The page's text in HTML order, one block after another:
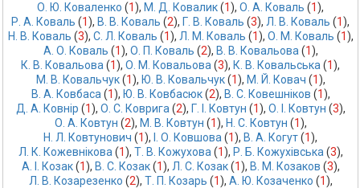
О. Ю. Коваленко (1), М. Д. Ковалик (1), О. А. Коваль (1),
Р. А. Коваль (1), В. В. Коваль (2), Г. В. Коваль (3), Л. В. Коваль (1),
Н. В. Коваль (3), С. Л. Коваль (1), Л. М. Коваль (1), О. М. Коваль (1),
А. О. Коваль (1), О. П. Коваль (2), В. В. Ковальова (1),
К. В. Ковальова (1), О. М. Ковальова (3), К. В. Ковальська (1),
М. В. Ковальчук (1), Ю. В. Ковальчук (1), М. Й. Ковач (1),
В. А. Ковбаса (1), Ю. В. Ковбасюк (2), В. С. Ковешніков (1),
Д. А. Ковнір (1), О. С. Коврига (2), Г. І. Ковтун (1), О. І. Ковтун (3),
О. А. Ковтун (2), М. В. Ковтун (1), Н. С. Ковтун (1),
Н. Л. Ковтунович (1), І. О. Ковшова (1), В. А. Когут (1),
Л. К. Кожевнікова (1), Т. В. Кожухова (1), Р. Б. Кожухівська (3),
A. I. Козак (1), В. С. Козак (1), Л. С. Козак (1), В. М. Козаков (3),
Л. В. Козарезенко (2), Т. П. Козарь (1), А. Ю. Козаченко (1),